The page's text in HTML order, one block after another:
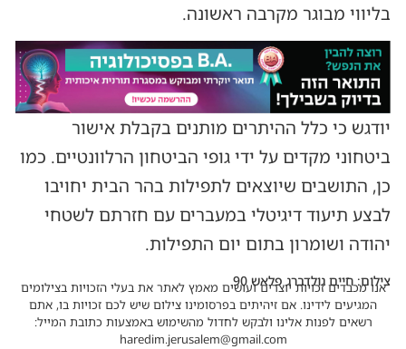
בליווי מבוגר מקרבה ראשונה.
יודגש כי כלל ההיתרים מותנים בקבלת אישור
ביטחוני מקדים על ידי גופי הביטחון הרלוונטיים. כמו
כן, התושבים שיוצאים לתפילות בהר הבית יחויבו
לבצע תיעוד דיגיטלי במעברים עם חזרתם לשטחי
יהודה ושומרון בתום יום התפילות.
צילום: חיים גולדברג פלאש 90
אנו מכבדים זכויות יוצרים ועושים מאמץ לאתר את בעלי הזכויות בצילומים
המגיעים לידינו. אם זיהיתים בפרסומינו צילום שיש לכם זכויות בו, אתם
רשאים לפנות אלינו ולבקש לחדול מהשימוש באמצעות כתובת המייל:
haredim.jerusalem@gmail.com